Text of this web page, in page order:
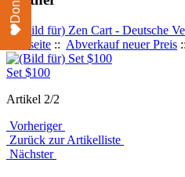
Startseite :: Abverkauf neuer Preis
Set $100
Artikel 2/2
Vorheriger
Zurück zur Artikelliste
Nächster